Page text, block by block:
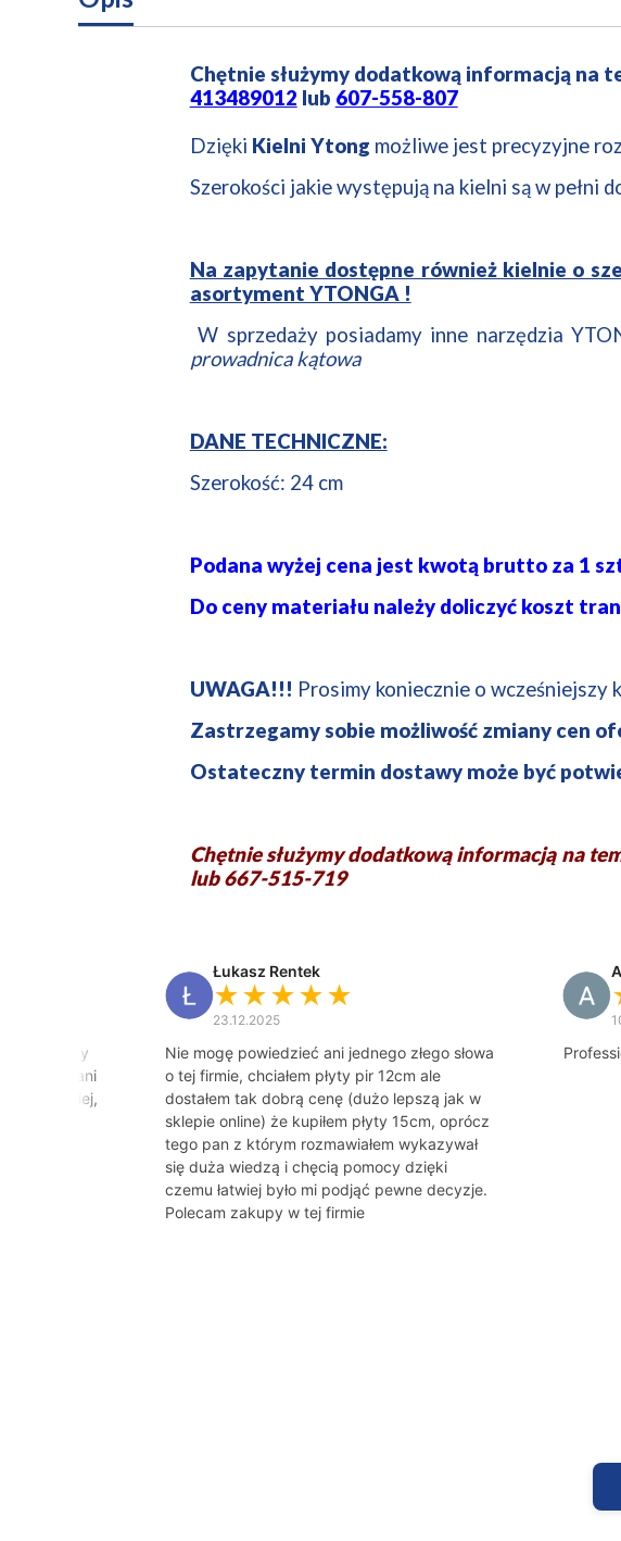
Chętnie służymy dodatkową informacją
413489012 lub 607-558-807
Dzięki Kielni Ytong możliwe jest precyzyjne
Szerokości jakie występują na kielni są w pełni
Na zapytanie dostępne również kielnie o
asortyment YTONGA !
W sprzedaży posiadamy inne narzędzia
prowadnica kątowa
DANE TECHNICZNE:
Szerokość: 24 cm
Podana wyżej cena jest kwotą brutto za 1
Do ceny materiału należy doliczyć koszt
UWAGA!!! Prosimy koniecznie o
Zastrzegamy sobie możliwość zmiany cen
Ostateczny termin dostawy może być
Chętnie służymy dodatkową informacją na
lub 667-515-719
tego, czy
Pani
indziej,
Łukasz Rentek
★★★★★
23.12.2025
Nie mogę powiedzieć ani jednego złego słowa
o tej firmie, chciałem płyty pir 12cm ale
dostałem tak dobrą cenę (dużo lepszą jak w
sklepie online) że kupiłem płyty 15cm, oprócz
tego pan z którym rozmawiałem wykazywał
się duża wiedzą i chęcią pomocy dzięki
czemu łatwiej było mi podjąć pewne decyzje.
Polecam zakupy w tej firmie